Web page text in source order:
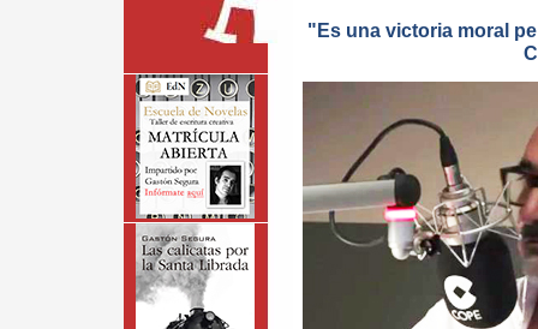
"Es una victoria moral